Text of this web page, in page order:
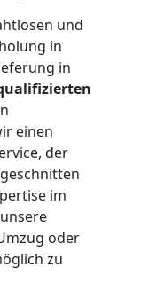
und
in
in
einen
der
im
oder
zu